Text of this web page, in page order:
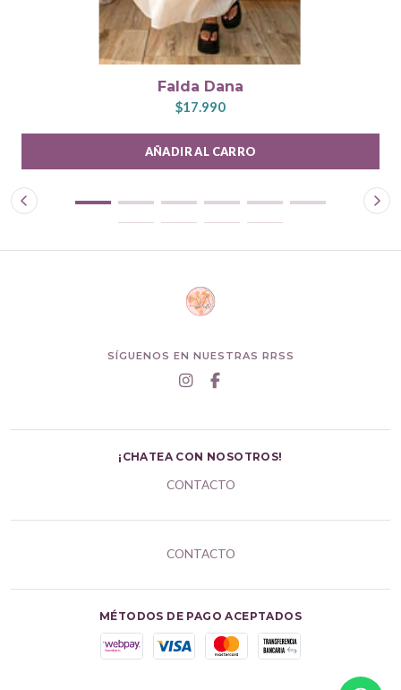
Falda Dana
$17.990
AÑADIR AL CARRO
SÍGUENOS EN NUESTRAS RRSS
¡CHATEA CON NOSOTROS!
CONTACTO
CONTACTO
MÉTODOS DE PAGO ACEPTADOS